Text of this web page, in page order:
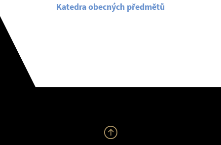
Katedra obecných předmětů